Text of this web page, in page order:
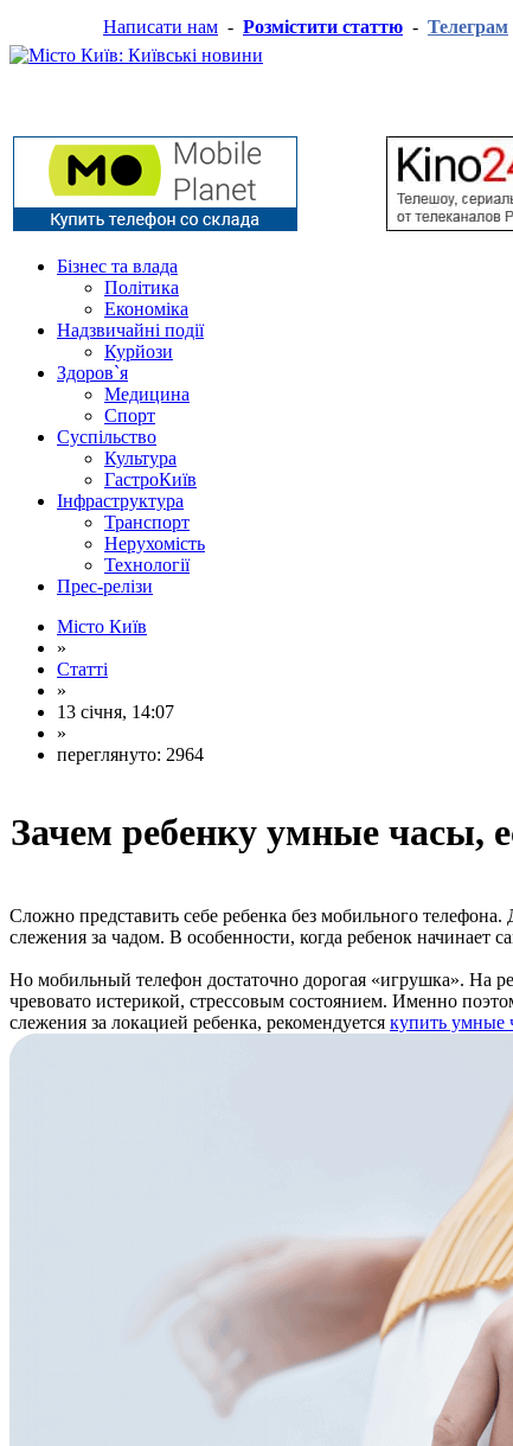
Написати нам - Розмістити статтю - Телеграм
Бізнес та влада
Політика
Економіка
Надзвичайні події
Курйози
Здоров`я
Медицина
Спорт
Суспільство
Культура
ГастроКиїв
Інфраструктура
Транспорт
Нерухомість
Технології
Прес-релізи
Місто Київ
»
Статті
»
13 січня, 14:07
»
переглянуто: 2964
Зачем ребенку умные часы,
Сложно представить себе ребенка без мобильного
слежения за чадом. В особенности, когда ребенок начинает
Но мобильный телефон достаточно дорогая «игрушка». На
чревовато истерикой, стрессовым состоянием. Именно
слежения за локацией ребенка, рекомендуется купить умные